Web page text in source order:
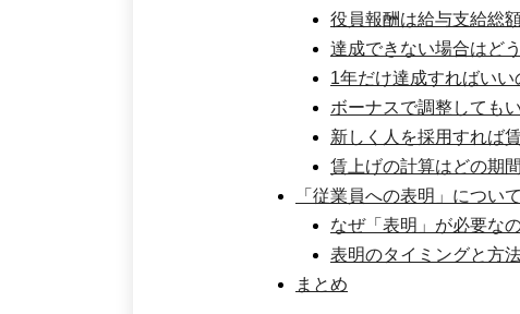
役員報酬は給与支給総
達成できない場合はど
1年だけ達成すればいい
ボーナスで調整しても
新しく人を採用すれば
賃上げの計算はどの期
「従業員への表明」について
なぜ「表明」が必要な
表明のタイミングと方
まとめ